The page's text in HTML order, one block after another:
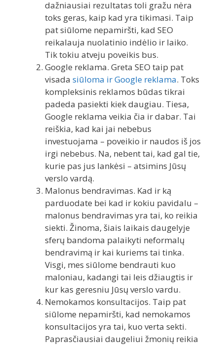
dažniausiai rezultatas toli gražu nėra
toks geras, kaip kad yra tikimasi. Taip
pat siūlome nepamiršti, kad SEO
reikalauja nuolatinio indėlio ir laiko.
Tik tokiu atveju poveikis bus.
Google reklama. Greta SEO taip pat
visada siūloma ir Google reklama. Toks
kompleksinis reklamos būdas tikrai
padeda pasiekti kiek daugiau. Tiesa,
Google reklama veikia čia ir dabar. Tai
reiškia, kad kai jai nebebus
investuojama – poveikio ir naudos iš jos
irgi nebebus. Na, nebent tai, kad gal tie,
kurie pas jus lankėsi – atsimins Jūsų
verslo vardą.
Malonus bendravimas. Kad ir ką
parduodate bei kad ir kokiu pavidalu –
malonus bendravimas yra tai, ko reikia
siekti. Žinoma, šiais laikais daugelyje
sferų bandoma palaikyti neformalų
bendravimą ir kai kuriems tai tinka.
Visgi, mes siūlome bendrauti kuo
maloniau, kadangi tai leis džiaugtis ir
kur kas geresniu Jūsų verslo vardu.
Nemokamos konsultacijos. Taip pat
siūlome nepamiršti, kad nemokamos
konsultacijos yra tai, kuo verta sekti.
Paprasčiausiai daugeliui žmonių reikia